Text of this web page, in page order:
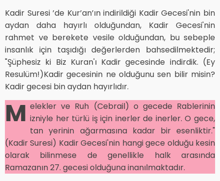
Kadir Suresi ’de Kur’an’ın indirildiği Kadir Gecesi'nin bin
aydan daha hayırlı olduğundan, Kadir Gecesi'nin
rahmet ve berekete vesile olduğundan, bu sebeple
insanlık için taşıdığı değerlerden bahsedilmektedir;
"Şüphesiz ki Biz Kuran'ı Kadir gecesinde indirdik. (Ey
Resulüm!)Kadir gecesinin ne olduğunu sen bilir misin?
Kadir gecesi bin aydan hayırlıdır.
M elekler ve Ruh (Cebrail) o gecede Rablerinin
izniyle her türlü iş için inerler de inerler. O gece,
tan yerinin ağarmasına kadar bir esenliktir."
(Kadir Suresi) Kadir Gecesi'nin hangi gece olduğu kesin
olarak bilinmese de genellikle halk arasında
Ramazanın 27. gecesi olduğuna inanılmaktadır.